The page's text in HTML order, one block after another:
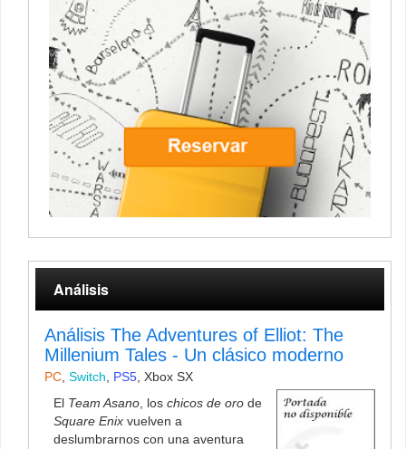
Análisis
Análisis The Adventures of Elliot: The
Millenium Tales - Un clásico moderno
PC, Switch, PS5, Xbox SX
El Team Asano, los chicos de oro de
Square Enix vuelven a
deslumbrarnos con una aventura